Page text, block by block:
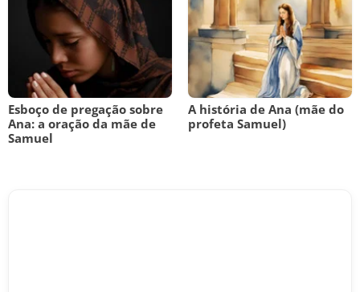
Esboço de pregação sobre
Ana: a oração da mãe de
Samuel
A história de Ana (mãe do
profeta Samuel)